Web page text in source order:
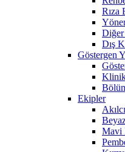
Rıza
Dış
Göstergen
Ekipler
Mavi